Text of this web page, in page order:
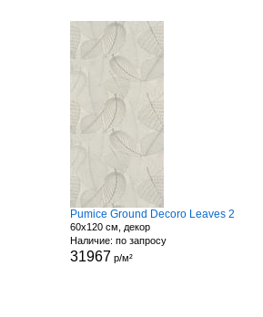
Pumice Ground Decoro Leaves 2
60x120 см, декор
Наличие: по запросу
31967 р/м²